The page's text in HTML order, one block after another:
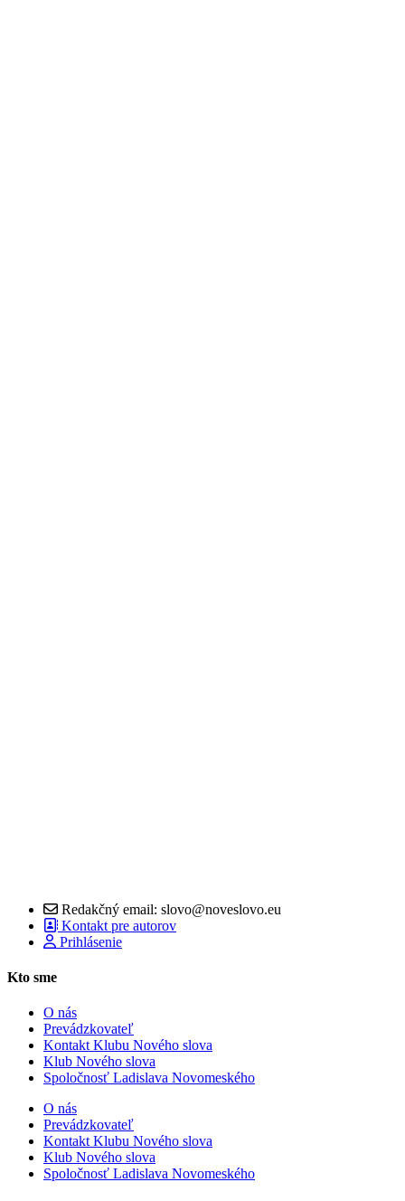
Redakčný email: slovo@noveslovo.eu
Kontakt pre autorov
Prihlásenie
Kto sme
O nás
Prevádzkovateľ
Kontakt Klubu Nového slova
Klub Nového slova
Spoločnosť Ladislava Novomeského
O nás
Prevádzkovateľ
Kontakt Klubu Nového slova
Klub Nového slova
Spoločnosť Ladislava Novomeského